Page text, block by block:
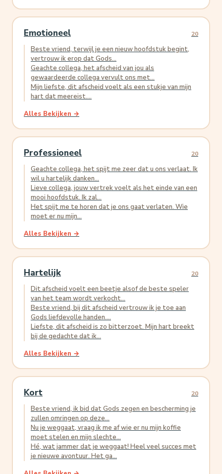
Emotioneel 20
Beste vriend, terwijl je een nieuw hoofdstuk begint,
vertrouw ik erop dat Gods...
Geachte collega, het afscheid van jou als
gewaardeerde collega vervult ons met...
Mijn liefste, dit afscheid voelt als een stukje van mijn
hart dat meereist....
Alles Bekijken →
Professioneel 20
Geachte collega, het spijt me zeer dat u ons verlaat. Ik
wil u hartelijk danken...
Lieve collega, jouw vertrek voelt als het einde van een
mooi hoofdstuk. Ik zal...
Het spijt me te horen dat je ons gaat verlaten. Wie
moet er nu mijn...
Alles Bekijken →
Hartelijk 20
Dit afscheid voelt een beetje alsof de beste speler
van het team wordt verkocht...
Beste vriend, bij dit afscheid vertrouw ik je toe aan
Gods liefdevolle handen....
Liefste, dit afscheid is zo bitterzoet. Mijn hart breekt
bij de gedachte dat ik...
Alles Bekijken →
Kort 20
Beste vriend, ik bid dat Gods zegen en bescherming je
zullen omringen op deze...
Nu je weggaat, vraag ik me af wie er nu mijn koffie
moet stelen en mijn slechte...
Hé, wat jammer dat je weggaat! Heel veel succes met
je nieuwe avontuur. Het ga...